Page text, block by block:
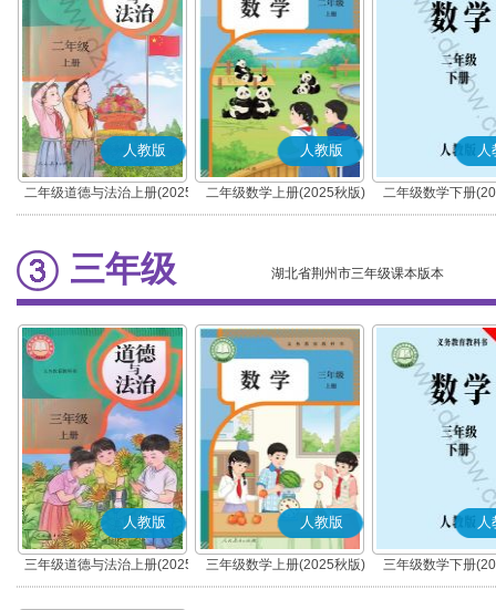
人教版
二年级道德与法治上册(2025
秋版)(部编版)
人教版
二年级数学上册(2025秋版)
人
二年级数学下册
三年级 湖北省荆州市三年级课本版本
人教版
三年级道德与法治上册(2025
秋版)(部编版)
人教版
三年级数学上册(2025秋版)
人
三年级数学下册